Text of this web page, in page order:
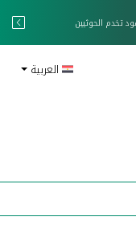
تخدم الحوثيين
العربية